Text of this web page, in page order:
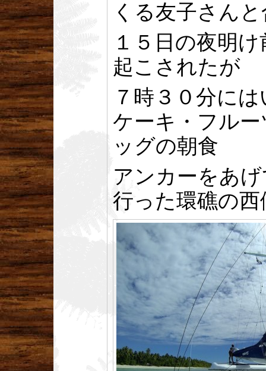
くる友子さん
１５日の夜明
起こされたが
７時３０分に
ケーキ・フル
ッグの朝食
アンカーをあ
行った環礁の